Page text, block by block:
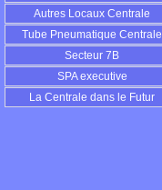
Autres Locaux Centrale
Tube Pneumatique Centrale
Secteur 7B
SPA executive
La Centrale dans le Futur